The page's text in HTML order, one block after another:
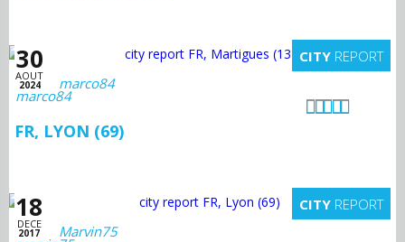
30
AOUT
2024
CITY REPORT
marco84
FR, LYON (69)
18
DECE
2017
CITY REPORT
Marvin75